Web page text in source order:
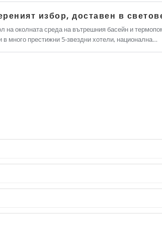
само външният
добре. Колкото повече спестявате, толкова
на околната среда на вътрешния басейн и
много престижни 5-звездни хотели, национална